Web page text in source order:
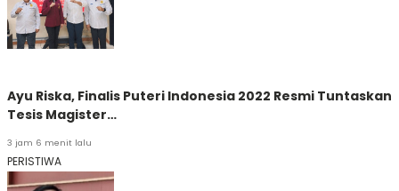
Ayu Riska, Finalis Puteri Indonesia 2022 Resmi Tuntaskan
Tesis Magister…
3 jam 6 menit lalu
PERISTIWA